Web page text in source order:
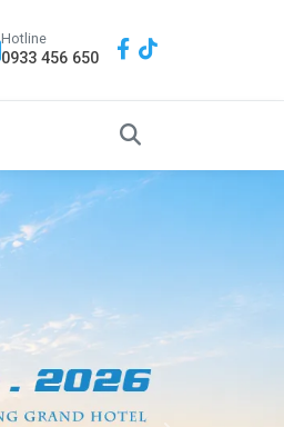
Hotline
0933 456 650